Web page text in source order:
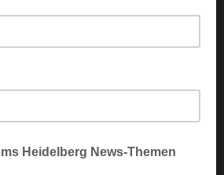
Heidelberg News-Themen